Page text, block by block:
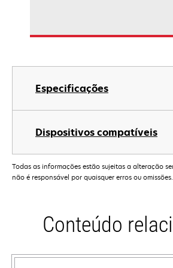
Especificações
Dispositivos compatíveis
Todas as informações estão sujeitas a alteração
não é responsável por quaisquer erros ou omissões.
Conteúdo